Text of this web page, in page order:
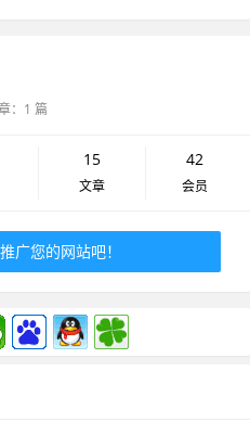
：1 篇
15
文章
42
会员
广您的网站吧！